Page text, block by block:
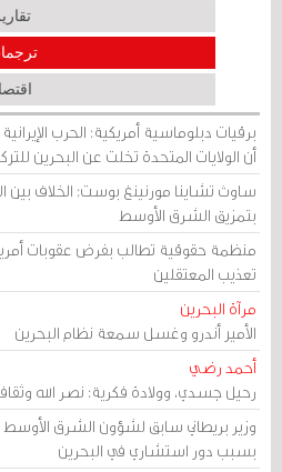
برقيات دبلوماسية أمريكية: الحرب
أن الولايات المتحدة تخلت عن البحرين
ساوث تشاينا مورنينغ بوست: الخلاف بين
بتمزيق الشرق الأوسط
منظمة حقوقية تطالب بفرض عقوبات
تعذيب المعتقلين
مرآة البحرين
الأمير أندرو وغسل سمعة نظام البحرين
أحمد رضي
رحيل جسدي، وولادة فكرية: نصر الله
وزير بريطاني سابق لشؤون الشرق
بسبب دور استشاري في البحرين